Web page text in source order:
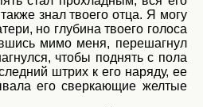
знал твоего отца. Я могу
но глубина твоего голоса
мимо меня, перешагнул
чтобы поднять с пола
штрих к его наряду, ее
его сверкающие желтые